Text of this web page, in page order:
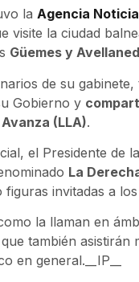
la Agencia
visite la ciudad
Güemes y
de su
Gobierno y
(LLA).
el Presidente
La
invitadas a
la llaman en
también asistirán
en general.__IP__